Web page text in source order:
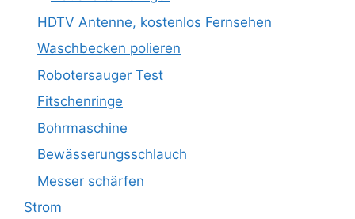
HDTV Antenne, kostenlos Fernsehen
Waschbecken polieren
Robotersauger Test
Fitschenringe
Bohrmaschine
Bewässerungsschlauch
Messer schärfen
Strom